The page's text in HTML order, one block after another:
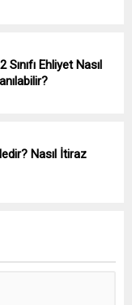
Sınıfı Ehliyet Nasıl
Nasıl İtiraz